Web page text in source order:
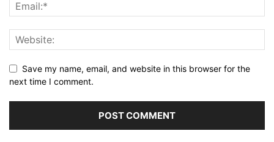
Save my name, email, and website in this browser for the
next time I comment.